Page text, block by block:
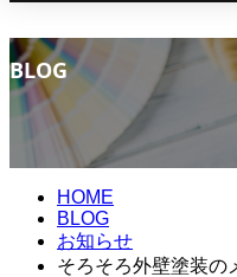
BLOG
HOME
BLOG
お知らせ
そろそろ外壁塗装の